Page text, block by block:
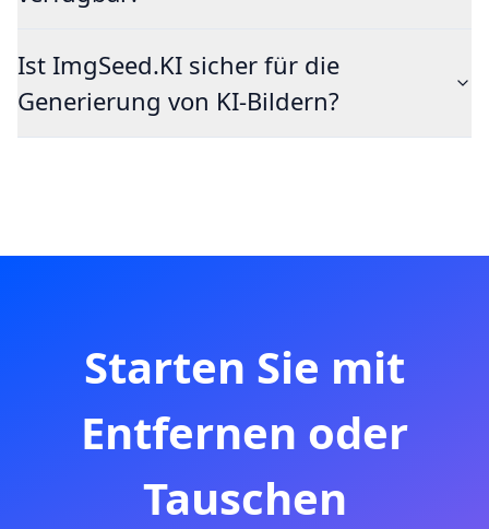
Ist ImgSeed.KI sicher für die
Generierung von KI-Bildern?
Starten Sie mit
Entfernen oder
Tauschen